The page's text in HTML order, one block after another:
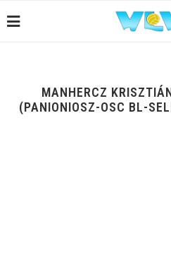
MANHERCZ
(PANIONIOSZ-OSC BL-